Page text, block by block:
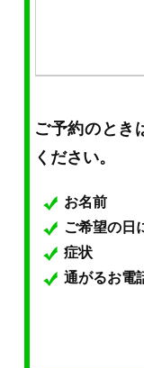
ご予約のとき
ください。
お名前
ご希望の日
症状
通がるお電